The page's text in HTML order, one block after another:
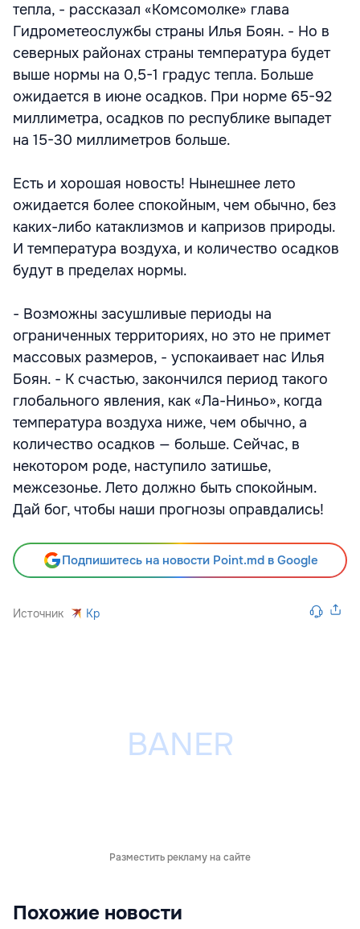
тепла, - рассказал «Комсомолке» глава
Гидрометеослужбы страны Илья Боян. - Но в
северных районах страны температура будет
выше нормы на 0,5-1 градус тепла. Больше
ожидается в июне осадков. При норме 65-92
миллиметра, осадков по республике выпадет
на 15-30 миллиметров больше.
Есть и хорошая новость! Нынешнее лето
ожидается более спокойным, чем обычно, без
каких-либо катаклизмов и капризов природы.
И температура воздуха, и количество осадков
будут в пределах нормы.
- Возможны засушливые периоды на
ограниченных территориях, но это не примет
массовых размеров, - успокаивает нас Илья
Боян. - К счастью, закончился период такого
глобального явления, как «Ла-Ниньо», когда
температура воздуха ниже, чем обычно, а
количество осадков — больше. Сейчас, в
некотором роде, наступило затишье,
межсезонье. Лето должно быть спокойным.
Дай бог, чтобы наши прогнозы оправдались!
Подпишитесь на новости Point.md в Google
Источник Kp
Разместить рекламу на сайте
Похожие новости